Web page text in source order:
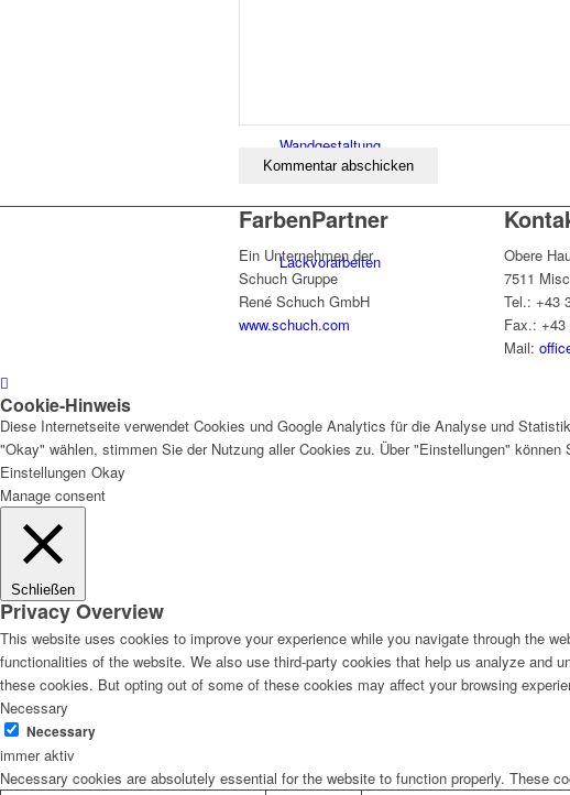
Wandgestaltung
Lackvorarbeiten
FarbenPartner
Ein Unternehmen der
Schuch Gruppe
René Schuch GmbH
www.schuch.com
Obere
7511
Tel.: +43
Fax.: +43
Mail:
Cookie-Hinweis
Diese Internetseite verwendet Cookies und Google Analytics für die Analyse und
"Okay" wählen, stimmen Sie der Nutzung aller Cookies zu. Über "Einstellungen" können
Einstellungen Okay
Manage consent
Schließen
Privacy Overview
This website uses cookies to improve your experience while you navigate through the
functionalities of the website. We also use third-party cookies that help us analyze and
these cookies. But opting out of some of these cookies may affect your browsing
Necessary
Necessary
immer aktiv
Necessary cookies are absolutely essential for the website to function properly. These